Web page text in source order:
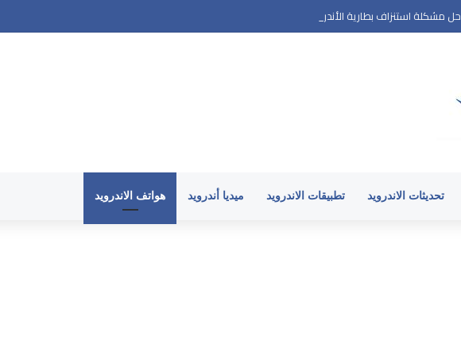
حل مشكلة استنزاف بطارية الأندرويد وارتفاع حرارة الهاتف في 2026
تحديثات الاندرويد تطبيقات الاندرويد ميديا أندرويد هواتف الاندرويد